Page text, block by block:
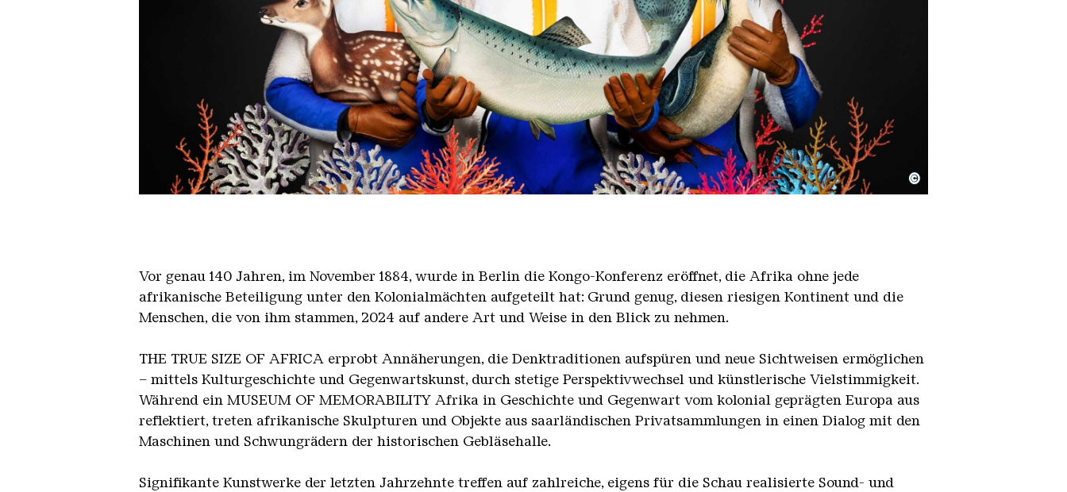
Diop Allegorie
Copyright: Omar Victor Diop, Courtesy Galerie MAGNIN-A, Paris
©
Vor genau 140 Jahren, im November 1884, wurde in Berlin die Kongo-Konferenz eröffnet, die Afrika ohne jede
afrikanische Beteiligung unter den Kolonialmächten aufgeteilt hat: Grund genug, diesen riesigen Kontinent und die
Menschen, die von ihm stammen, 2024 auf andere Art und Weise in den Blick zu nehmen.
THE TRUE SIZE OF AFRICA erprobt Annäherungen, die Denktraditionen aufspüren und neue Sichtweisen ermöglichen
– mittels Kulturgeschichte und Gegenwartskunst, durch stetige Perspektivwechsel und künstlerische Vielstimmigkeit.
Während ein MUSEUM OF MEMORABILITY Afrika in Geschichte und Gegenwart vom kolonial geprägten Europa aus
reflektiert, treten afrikanische Skulpturen und Objekte aus saarländischen Privatsammlungen in einen Dialog mit den
Maschinen und Schwungrädern der historischen Gebläsehalle.
Signifikante Kunstwerke der letzten Jahrzehnte treffen auf zahlreiche, eigens für die Schau realisierte Sound- und